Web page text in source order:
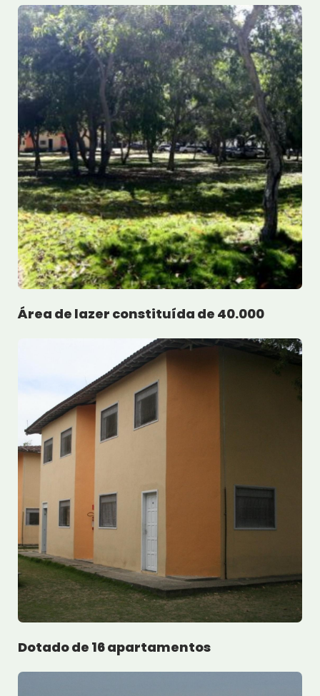
Área de lazer constituída de 40.000
Dotado de 16 apartamentos